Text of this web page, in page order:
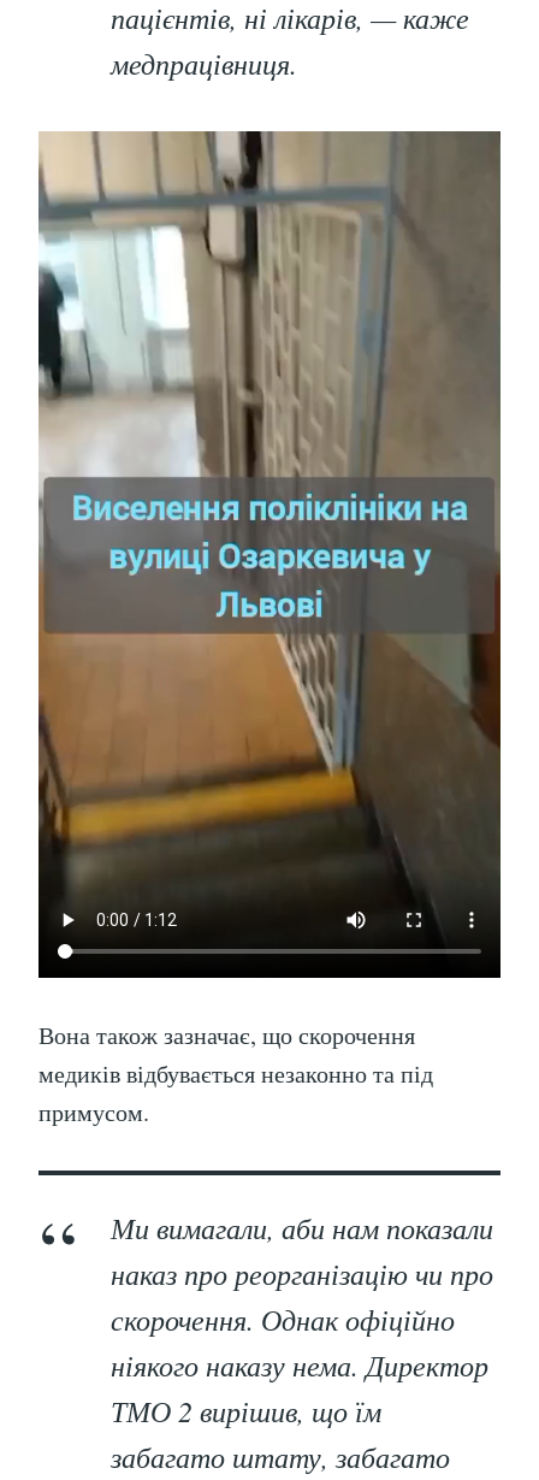
пацієнтів, ні лікарів, — каже
медпрацівниця.
Вона також зазначає, що скорочення
медиків відбувається незаконно та під
примусом.
Ми вимагали, аби нам показали
наказ про реорганізацію чи про
скорочення. Однак офіційно
ніякого наказу нема. Директор
ТМО 2 вирішив, що їм
забагато штату, забагато